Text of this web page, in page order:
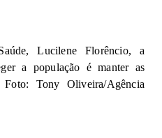
Lucilene Florêncio, a
a população é manter as
Tony Oliveira/Agência